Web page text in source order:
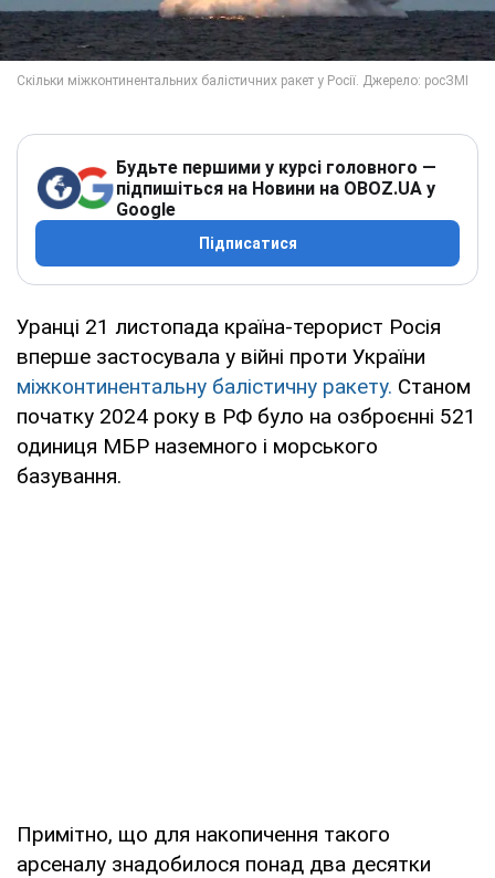
Будьте першими у курсі головного —
підпишіться на Новини на OBOZ.UA у
Google
Підписатися
Уранці 21 листопада країна-терорист Росія
вперше застосувала у війні проти України
міжконтинентальну балістичну ракету. Станом
початку 2024 року в РФ було на озброєнні 521
одиниця МБР наземного і морського
базування.
Примітно, що для накопичення такого
арсеналу знадобилося понад два десятки